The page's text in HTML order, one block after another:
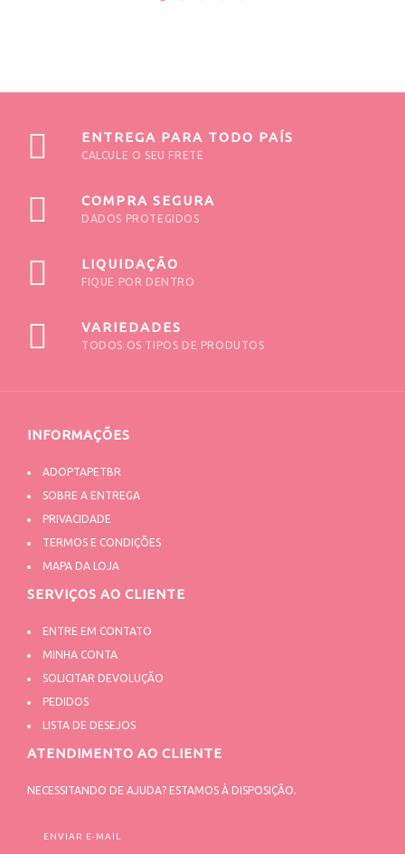
ENTREGA PARA TODO PAÍS
CALCULE O SEU FRETE
COMPRA SEGURA
DADOS PROTEGIDOS
LIQUIDAÇÃO
FIQUE POR DENTRO
VARIEDADES
TODOS OS TIPOS DE PRODUTOS
INFORMAÇÕES
ADOPTAPETBR
SOBRE A ENTREGA
PRIVACIDADE
TERMOS E CONDIÇÕES
MAPA DA LOJA
SERVIÇOS AO CLIENTE
ENTRE EM CONTATO
MINHA CONTA
SOLICITAR DEVOLUÇÃO
PEDIDOS
LISTA DE DESEJOS
ATENDIMENTO AO CLIENTE
NECESSITANDO DE AJUDA? ESTAMOS À DISPOSIÇÃO.
ENVIAR E-MAIL